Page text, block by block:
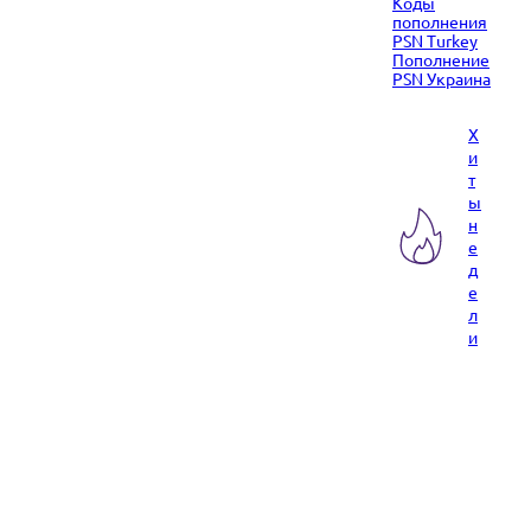
пополнения
PSN Turkey
Пополнение
PSN Украина
Х
и
т
ы
н
е
д
е
л
и